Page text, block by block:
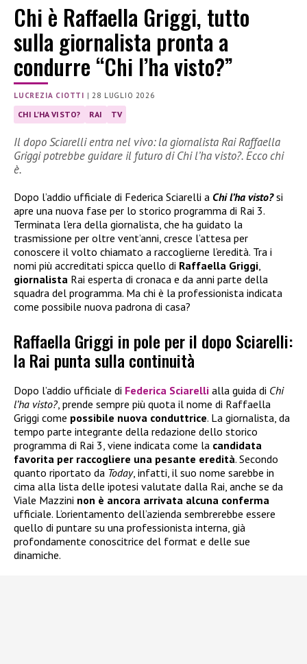
Chi è Raffaella Griggi, tutto
sulla giornalista pronta a
condurre “Chi l’ha visto?”
LUCREZIA CIOTTI |28 LUGLIO 2026
CHI L'HA VISTO? RAI TV
Il dopo Sciarelli entra nel vivo: la giornalista Rai Raffaella
Griggi potrebbe guidare il futuro di Chi l’ha visto?. Ecco chi
è.
Dopo l’addio ufficiale di Federica Sciarelli a Chi l’ha visto?si
apre una nuova fase per lo storico programma di Rai 3.
Terminata l’era della giornalista, che ha guidato la
trasmissione per oltre vent’anni, cresce l’attesa per
conoscere il volto chiamato a raccoglierne l’eredità. Tra i
nomi più accreditati spicca quello di Raffaella Griggi
giornalista Rai esperta di cronaca e da anni parte della
squadra del programma. Ma chi è la professionista indicata
come possibile nuova padrona di casa?
Raffaella Griggi in pole per il dopo Sciarelli:
la Rai punta sulla continuità
Dopo l’addio ufficiale di Federica Sciarelli alla guida di Chi
l’ha visto?, prende sempre più quota il nome di Raffaella
Griggi come possibile nuova conduttrice. La giornalista, da
tempo parte integrante della redazione dello storico
programma di Rai 3, viene indicata come la candidata
favorita per raccogliere una pesante eredità. Secondo
quanto riportato da Today, infatti, il suo nome sarebbe in
cima alla lista delle ipotesi valutate dalla Rai, anche se da
Viale Mazzini non è ancora arrivata alcuna conferma
ufficiale. L’orientamento dell’azienda sembrerebbe essere
quello di puntare su una professionista interna, già
profondamente conoscitrice del format e delle sue
dinamiche.